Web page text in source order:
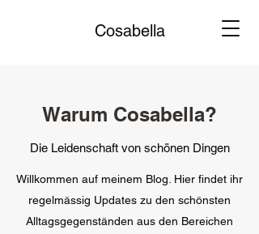
Cosabella
Warum Cosabella?
Die Leidenschaft von schönen Dingen
Willkommen auf meinem Blog. Hier findet ihr
regelmässig Updates zu den schönsten
Alltagsgegenständen aus den Bereichen